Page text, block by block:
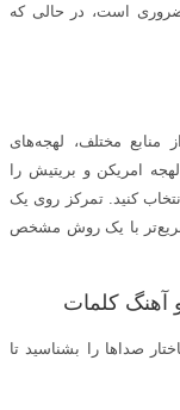
ضروری است، در حالی که
منابع مختلف، لهجه‌های
امریکن و بریتیش را
کنید. تمرکز روی یک
با یک روش مشخص
آهنگ کلمات
صداها را بشناسید تا